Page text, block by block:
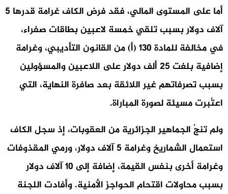
أما على المستوى المالي، فقد فرض الكاف غرامة قدرها 5
آلاف دولار بسبب تلقي خمسة لاعبين بطاقات صفراء،
في مخالفة للمادة 130 (أ) من القانون التأديبي، وغرامة
إضافية بلغت 25 ألف دولار على اللاعبين والمسؤولين
بسبب تصرفاتهم غير اللائقة بعد صافرة النهاية، التي
اعتُبرت مسيئة لصورة المباراة.
ولم تنجُ الجماهير الجزائرية من العقوبات، إذ سجل الكاف
استعمال الشماريخ وغرامة 5 آلاف دولار، ورمي المقذوفات
وغرامة أخرى بنفس القيمة، إضافة إلى 10 آلاف دولار
بسبب محاولات اقتحام الحواجز الأمنية. وأفادت اللجنة